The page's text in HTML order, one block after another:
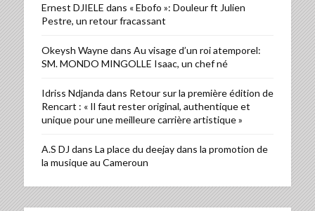
Ernest DJIELE dans « Ebofo »: Douleur ft Julien
Pestre, un retour fracassant
Okeysh Waynedans Au visage d’un roi atemporel:
SM. MONDO MINGOLLE Isaac, un chef né
Idriss Ndjanda dans Retour sur la première édition de
Rencart : « Il faut rester original, authentique et
unique pour une meilleure carrière artistique »
A.S DJ dans La place du deejay dans la promotion de
la musique au Cameroun